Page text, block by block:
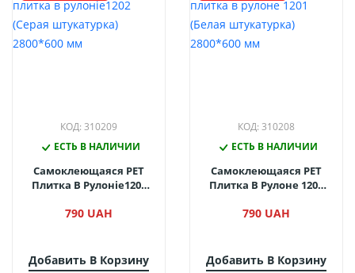
КОД: 310209
ЕСТЬ В НАЛИЧИИ
Самоклеющаяся PET
Плитка В Рулоніе1202
2800*600 Мм
790 UAH
Добавить В Корзину
КОД: 310208
ЕСТЬ В НАЛИЧИИ
Самоклеющаяся PET
Плитка В Рулоне 1201
2800*600 Мм
790 UAH
Добавить В Корзину